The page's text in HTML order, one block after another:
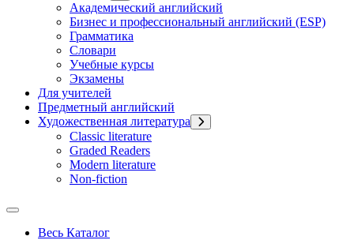
Академический английский
Бизнес и профессиональный английский (ESP)
Грамматика
Словари
Учебные курсы
Экзамены
Для учителей
Предметный английский
Художественная литература
Classic literature
Graded Readers
Modern literature
Non-fiction
Весь Каталог